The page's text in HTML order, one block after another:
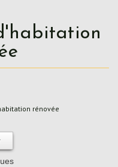
rénovée